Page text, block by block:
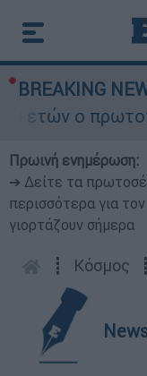
BREAKING
ετών ο
Πρωινή ενημέρωση:
➔ Δείτε τα
περισσότερα για
γιορτάζουν σήμερα
┋ Κόσμος